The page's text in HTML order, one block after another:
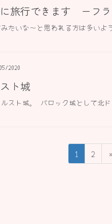
旅行できます ーフ
たいな〜と思われる方は多い
2020
ト城
スト城。 バロック城として北
固
定
1
固
定
2 »